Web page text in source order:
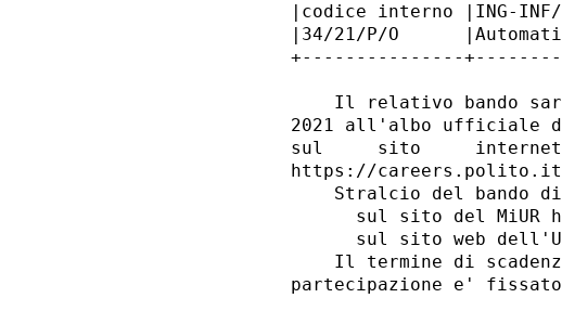
|codice interno
|34/21/P/O
+---------------
Il relativo bando
2021 all'albo ufficiale
sul     sito
https://
Stralcio del bando
sul sito del MiUR
sul sito web
Il termine di
partecipazione e' fissato